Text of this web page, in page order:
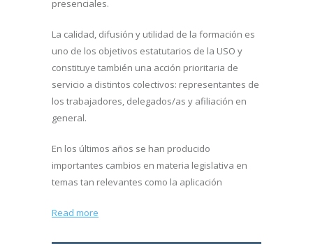
presenciales.
La calidad, difusión y utilidad de la formación es
uno de los objetivos estatutarios de la USO y
constituye también una acción prioritaria de
servicio a distintos colectivos: representantes de
los trabajadores, delegados/as y afiliación en
general.
En los últimos años se han producido
importantes cambios en materia legislativa en
temas tan relevantes como la aplicación
Read more